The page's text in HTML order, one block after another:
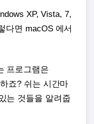
XP, Vista, 7,
다면 macOS 에서
프로그램은
죠? 쉬는 시간마
는 것들을 알려줍